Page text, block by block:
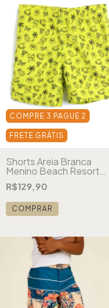
COMPRE 3 PAGUE 2
FRETE GRÁTIS
Shorts Areia Branca
Menino Beach Resort
Amarelo
R$129,90
COMPRAR